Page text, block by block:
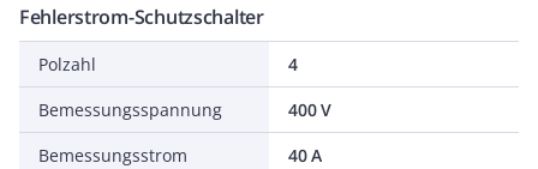
Fehlerstrom-Schutzschalter
Polzahl
4
Bemessungsspannung
400 V
Bemessungsstrom
40 A